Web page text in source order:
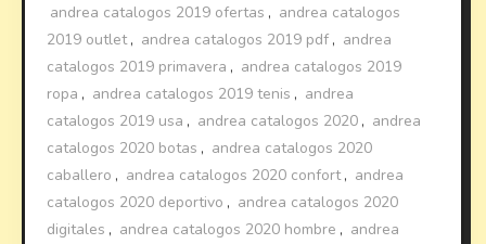
andrea catalogos 2019 ofertas , andrea catalogos
2019 outlet, andrea catalogos 2019 pdf , andrea
catalogos 2019 primavera , andrea catalogos 2019
ropa , andrea catalogos 2019 tenis , andrea
catalogos 2019 usa , andrea catalogos 2020 , andrea
catalogos 2020 botas , andrea catalogos 2020
caballero , andrea catalogos 2020 confort, andrea
catalogos 2020 deportivo , andrea catalogos 2020
digitales , andrea catalogos 2020 hombre , andrea